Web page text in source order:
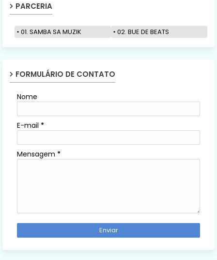
PARCERIA
01. SAMBA SA MUZIK 02. BUE DE BEATS
FORMULÁRIO DE CONTATO
Nome
E-mail *
Mensagem *